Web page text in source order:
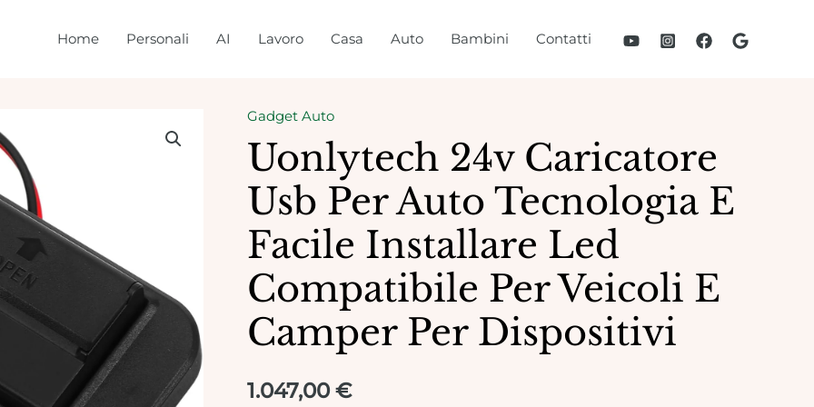
Home Personali AI Lavoro Casa Auto Bambini Contatti
Gadget Auto
Uonlytech 24v Caricatore
Usb Per Auto Tecnologia E
Facile Installare Led
Compatibile Per Veicoli E
Camper Per Dispositivi
1.047,00€